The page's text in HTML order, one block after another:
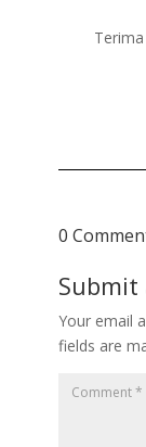
0
Submit
Your email
fields are